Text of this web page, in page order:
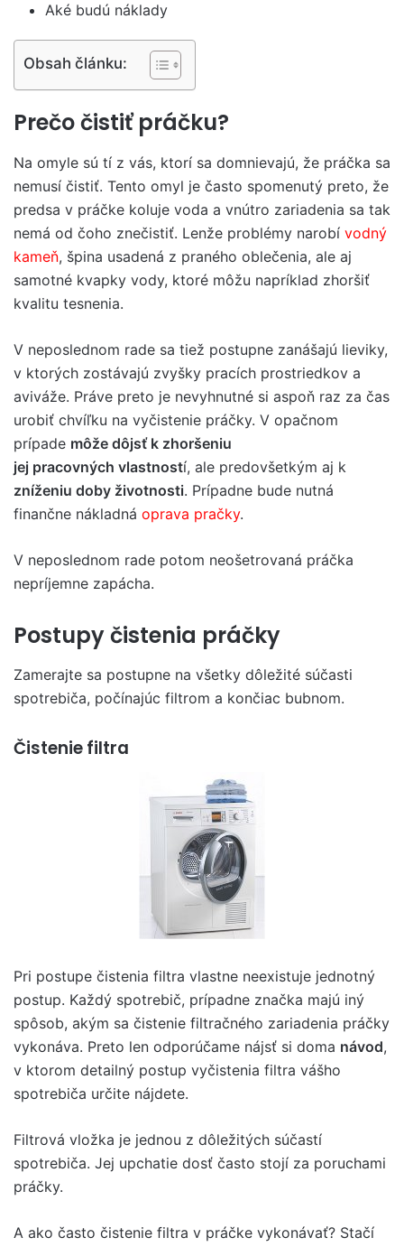
Aké budú náklady
Obsah článku:
Prečo čistiť práčku?
Na omyle sú tí z vás, ktorí sa domnievajú, že práčka sa
nemusí čistiť. Tento omyl je často spomenutý preto, že
predsa v práčke koluje voda a vnútro zariadenia sa tak
nemá od čoho znečistiť. Lenže problémy narobí vodný
kameň, špina usadená z praného oblečenia, ale aj
samotné kvapky vody, ktoré môžu napríklad zhoršiť
kvalitu tesnenia.
V neposlednom rade sa tiež postupne zanášajú lieviky,
v ktorých zostávajú zvyšky pracích prostriedkov a
aviváže. Práve preto je nevyhnutné si aspoň raz za čas
urobiť chvíľku na vyčistenie práčky. V opačnom
prípade môže dôjsť k zhoršeniu
jej pracovných vlastností, ale predovšetkým aj k
zníženiu doby životnosti. Prípadne bude nutná
finančne nákladná oprava pračky.
V neposlednom rade potom neošetrovaná práčka
nepríjemne zapácha.
Postupy čistenia práčky
Zamerajte sa postupne na všetky dôležité súčasti
spotrebiča, počínajúc filtrom a končiac bubnom.
Čistenie filtra
Pri postupe čistenia filtra vlastne neexistuje jednotný
postup. Každý spotrebič, prípadne značka majú iný
spôsob, akým sa čistenie filtračného zariadenia práčky
vykonáva. Preto len odporúčame nájsť si doma návod,
v ktorom detailný postup vyčistenia filtra vášho
spotrebiča určite nájdete.
Filtrová vložka je jednou z dôležitých súčastí
spotrebiča. Jej upchatie dosť často stojí za poruchami
práčky.
A ako často čistenie filtra v práčke vykonávať? Stačí